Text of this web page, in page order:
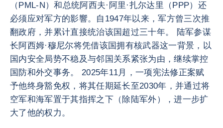
（PML-N）和总统阿西夫·阿里·扎尔达里（PPP）还
必须应对军方的影響。自1947年以来，军方曾三次推
翻政府，并累计直接统治该国超过三十年。 陆军参谋
长阿西姆·穆尼尔将凭借该国拥有核武器这一背景，以
国内安全局势不稳及与邻国关系紧张为由，继续掌控
国防和外交事务。 2025年11月，一项宪法修正案赋
予他终身豁免权，将其任期延长至2030年，并通过将
空军和海军置于其指挥之下（除陆军外），进一步扩
大了他的权力。